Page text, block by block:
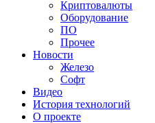
Криптовалюты
Оборудование
ПО
Прочее
Новости
Железо
Софт
Видео
История технологий
О проекте